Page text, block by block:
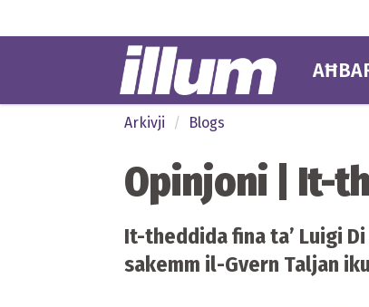
Arkivji Blogs
Opinjoni | It-
It-theddida fina ta’ Luigi
sakemm il-Gvern Taljan